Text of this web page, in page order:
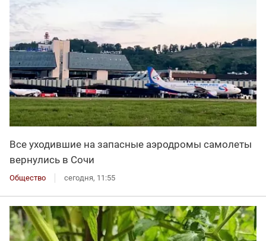
Все уходившие на запасные аэродромы самолеты
вернулись в Сочи
Общество сегодня, 11:55